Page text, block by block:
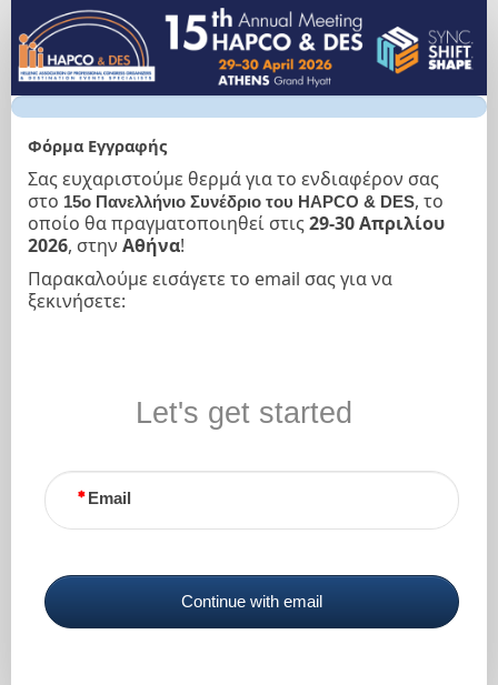
Φόρμα
Εγγραφής
Φόρμα Εγγραφής
Σας ευχαριστούμε θερμά για το ενδιαφέρον σας
στο 15ο Πανελλήνιο Συνέδριο του HAPCO & DES, το
οποίο θα πραγματοποιηθεί στις29-30 Απριλίου
2026, στην Αθήνα!
Παρακαλούμε εισάγετε το email σας για να
ξεκινήσετε:
Let's get started
Email
Continue with email